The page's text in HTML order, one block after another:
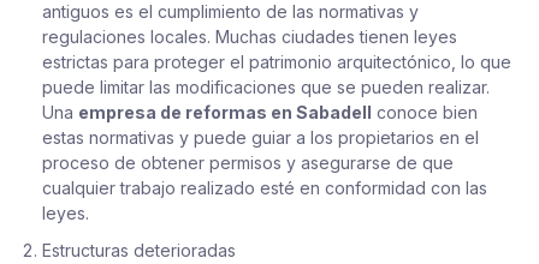
antiguos es el cumplimiento de las normativas y
regulaciones locales. Muchas ciudades tienen leyes
estrictas para proteger el patrimonio arquitectónico, lo que
puede limitar las modificaciones que se pueden realizar.
Una empresa de reformas en Sabadell conoce bien
estas normativas y puede guiar a los propietarios en el
proceso de obtener permisos y asegurarse de que
cualquier trabajo realizado esté en conformidad con las
leyes.
Estructuras deterioradas